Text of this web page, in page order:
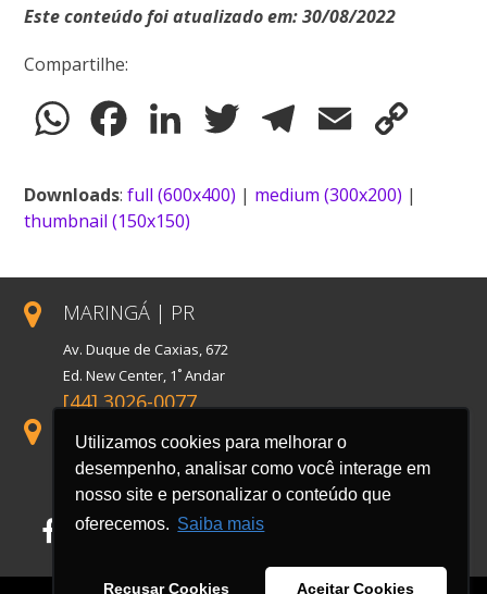
Utilizamos cookies para melhorar o
desempenho, analisar como você interage em
nosso site e personalizar o conteúdo que
oferecemos. Saiba mais
Recusar Cookies Aceitar Cookies
Este conteúdo foi atualizado em: 30/08/2022
Compartilhe:
WhatsAppFacebookLinkedIn Twitter TelegramEmail
Downloads:full (600x400) | medium (300x200) |
thumbnail (150x150)
MARINGÁ | PR
Av. Duque de Caxias, 672
Ed. New Center, 1˚ Andar
[44] 3026-0077
SÃO PAULO | SP
Rua Florida, 1738, Conj. 121
Cidade Monções
Facebook
LinkedIn
Instagram